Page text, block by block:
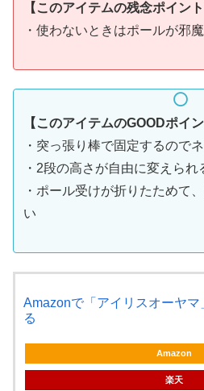
【このアイテムの残念ポイント
・使わないときはポールが邪
【このアイテムのGOODポイン
・突っ張り棒で固定するので
・2段の高さが自由に変えられ
・ポール受けが折りたためて
い
Amazonで「アイリスオーヤ
る
Amazon
楽天